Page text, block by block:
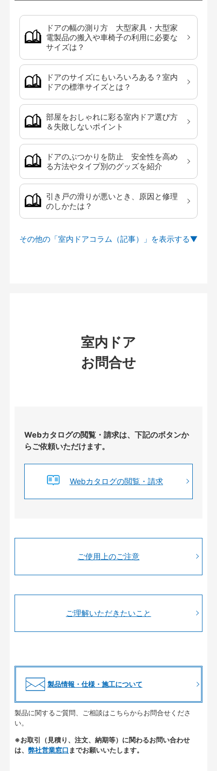
ドアの幅の測り方 大型家具・大型家
電製品の搬入や車椅子の利用に必要な
サイズは？
ドアのサイズにもいろいろある？室内
ドアの標準サイズとは？
部屋をおしゃれに彩る室内ドア選び方
＆失敗しないポイント
ドアのぶつかりを防止 安全性を高め
る方法やタイプ別のグッズを紹介
引き戸の滑りが悪いとき、原因と修理
のしかたは？
その他の「室内ドアコラム（記事）」を
室内ドア
お問合せ
Webカタログの閲覧・請求は、下記のボタンか
らご依頼いただけます。
Webカタログの閲覧・請求
ご使用上のご注意
ご理解いただきたいこと
製品情報・仕様・施工について
製品に関するご質問、ご相談はこちらからお問合せくださ
い。
※お取引（見積り、注文、納期等）に関わるお問い合わせ
は、 弊社営業窓口 までお願いいたします。